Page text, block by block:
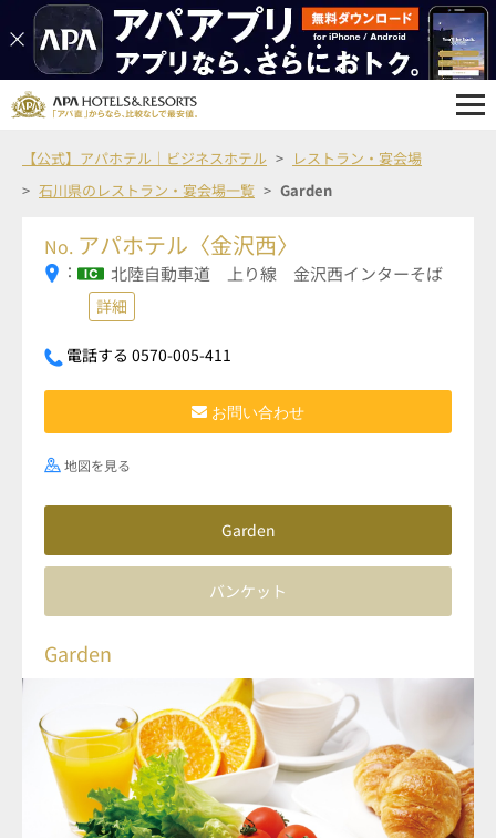
【公式】アパホテル｜ビジネスホテル
レストラン・宴会場
石川県のレストラン・宴会場一覧
Garden
No. アパホテル〈金沢西〉
： 北陸自動車道 上り線 金沢西インターそば
詳細
電話する 0570-005-411
お問い合わせ
地図を見る
Garden
バンケット
Garden